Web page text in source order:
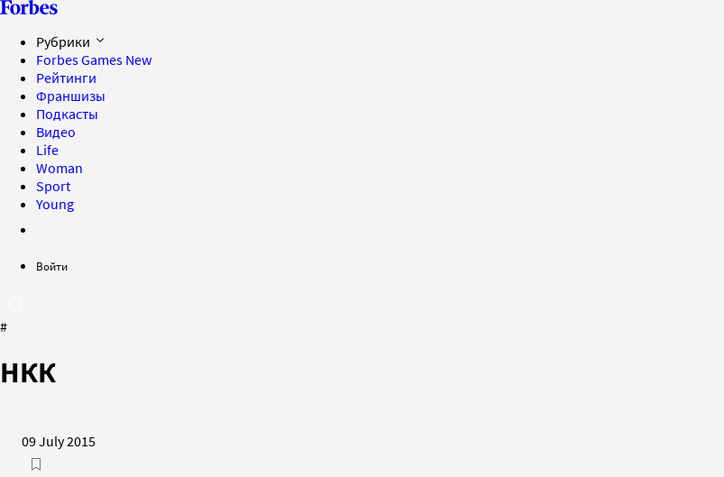
Рубрики
Forbes Games New
Рейтинги
Франшизы
Подкасты
Видео
Life
Woman
Sport
Young
Войти
#
НКК
09 July 2015